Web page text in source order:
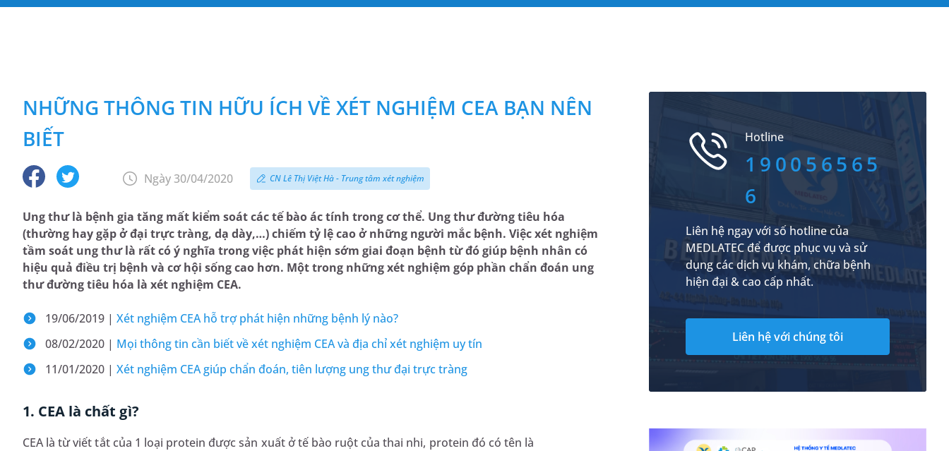
NHỮNG THÔNG TIN HỮU ÍCH VỀ XÉT NGHIỆM CEA BẠN NÊN
BIẾT
Ngày 30/04/2020 CN Lê Thị Việt Hà - Trung tâm xét nghiệm
Ung thư là bệnh gia tăng mất kiểm soát các tế bào ác tính trong cơ thể. Ung thư đường tiêu hóa
(thường hay gặp ở đại trực tràng, dạ dày,…) chiếm tỷ lệ cao ở những người mắc bệnh. Việc xét nghiệm
tầm soát ung thư là rất có ý nghĩa trong việc phát hiện sớm giai đoạn bệnh từ đó giúp bệnh nhân có
hiệu quả điều trị bệnh và cơ hội sống cao hơn. Một trong những xét nghiệm góp phần chẩn đoán ung
thư đường tiêu hóa là xét nghiệm CEA.
19/06/2019 | Xét nghiệm CEA hỗ trợ phát hiện những bệnh lý nào?
08/02/2020 | Mọi thông tin cần biết về xét nghiệm CEA và địa chỉ xét nghiệm uy tín
11/01/2020 | Xét nghiệm CEA giúp chẩn đoán, tiên lượng ung thư đại trực tràng
1. CEA là chất gì?
CEA là từ viết tắt của 1 loại protein được sản xuất ở tế bào ruột của thai nhi, protein đó có tên là
Hotline
190056565
6
Liên hệ ngay với số hotline của
MEDLATEC để được phục vụ và sử
dụng các dịch vụ khám, chữa bệnh
hiện đại & cao cấp nhất.
Liên hệ với chúng tôi